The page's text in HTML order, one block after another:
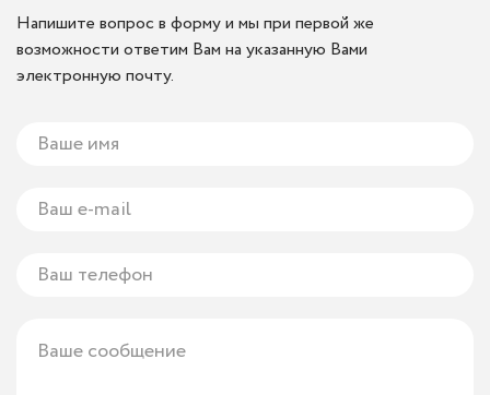
Напишите вопрос в форму и мы при первой же
возможности ответим Вам на указанную Вами
электронную почту.